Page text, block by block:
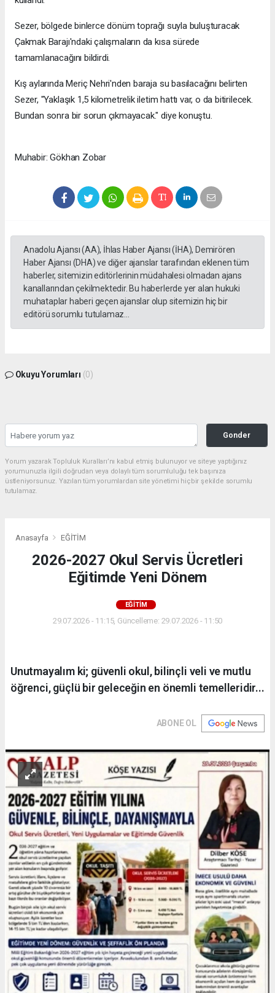
Sezer, bölgede binlerce dönüm toprağı suyla buluşturacak
Çakmak Barajı'ndaki çalışmaların da kısa sürede
tamamlanacağını bildirdi.
Kış aylarında Meriç Nehri'nden baraja su basılacağını belirten
Sezer, "Yaklaşık 1,5 kilometrelik iletim hattı var, o da bitirilecek.
Bundan sonra bir sorun çıkmayacak." diye konuştu.
Muhabir: Gökhan Zobar
Anadolu Ajansı (AA), İhlas Haber Ajansı (İHA), Demirören
Haber Ajansı (DHA) ve diğer ajanslar tarafından eklenen tüm
haberler, sitemizin editörlerinin müdahalesi olmadan ajans
kanallarından çekilmektedir. Bu haberlerde yer alan hukuki
muhataplar haberi geçen ajanslar olup sitemizin hiç bir
editörü sorumlu tutulamaz...
Okuyu Yorumları (0)
Gonder
Yorum yazarak Topluluk Kuralları’nı kabul etmiş bulunuyor ve siteye yaptığınız
yorumunuzla ilgili doğrudan veya dolaylı tüm sorumluluğu tek başınıza
üstleniyorsunuz. Yazılan tüm yorumlardan site yönetimi hiçbir şekilde sorumlu
tutulamaz.
Anasayfa EĞİTİM
2026-2027 Okul Servis Ücretleri
Eğitimde Yeni Dönem
EĞİTİM
29.07.2026 - 11:15, Güncelleme: 29.07.2026 - 11:50
Unutmayalım ki; güvenli okul, bilinçli veli ve mutlu
öğrenci, güçlü bir geleceğin en önemli temelleridir...
ABONE OL